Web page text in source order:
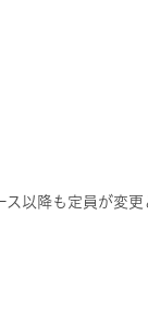
以降も定員が変